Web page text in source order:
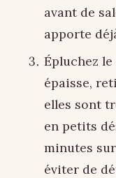
avant de
apporte
Épluchez
épaisse,
elles sont
en petits
minutes
éviter de